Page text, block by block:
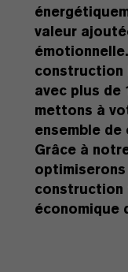
valeur
construction
avec plus de
mettons à
ensemble de
Grâce à
construction
économique